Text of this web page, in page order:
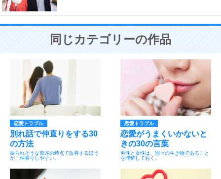
同じカテゴリーの作品
恋愛トラブル
別れ話で仲直りをする30
の方法
振られそうな前兆の時点で改善するほう
が、仲直りしやすい。
恋愛トラブル
恋愛がうまくいかないと
きの30の言葉
男性と女性は、別々の生き物であること
を理解しておく。